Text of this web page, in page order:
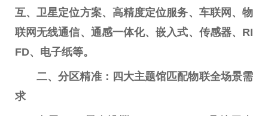
互、卫星定位方案、高精度定位服务、车联网、物
联网无线通信、通感一体化、嵌入式、传感器、RI
FD、电子纸等。
二、分区精准：四大主题馆匹配物联全场景需
求